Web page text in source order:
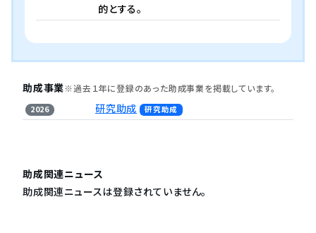
的とする。
助成事業※過去１年に登録のあった助成事業を掲載しています。
2026 研究助成 研究助成
助成関連ニュース
助成関連ニュースは登録されていません。